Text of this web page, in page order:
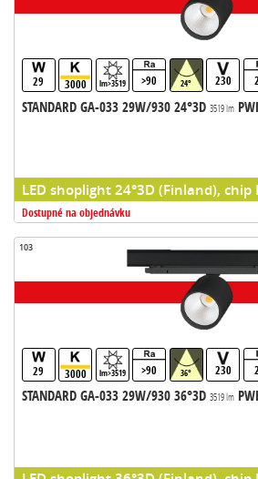
29 3000 lm>3519 >90 24° 230
STANDARD GA-033 29W/930 24°3D 3519 lm
LED shoplight 24°3D (Finland),
Dostupné na objednávku
103
29 3000 lm>3519 >90 36° 230
STANDARD GA-033 29W/930 36°3D 3519 lm